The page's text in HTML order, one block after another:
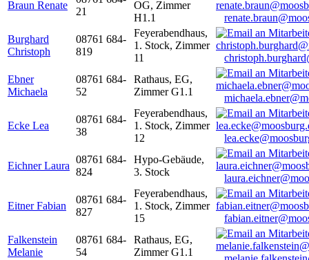
Braun Renate
21
OG, Zimmer
H1.1
Burghard
Christoph
08761 684-
819
Feyerabendhaus,
1. Stock, Zimmer
11
Ebner
Michaela
08761 684-
52
Rathaus, EG,
Zimmer G1.1
Ecke Lea
08761 684-
38
Feyerabendhaus,
1. Stock, Zimmer
12
Eichner Laura
08761 684-
824
Hypo-Gebäude,
3. Stock
Eitner Fabian
08761 684-
827
Feyerabendhaus,
1. Stock, Zimmer
15
Falkenstein
Melanie
08761 684-
54
Rathaus, EG,
Zimmer G1.1